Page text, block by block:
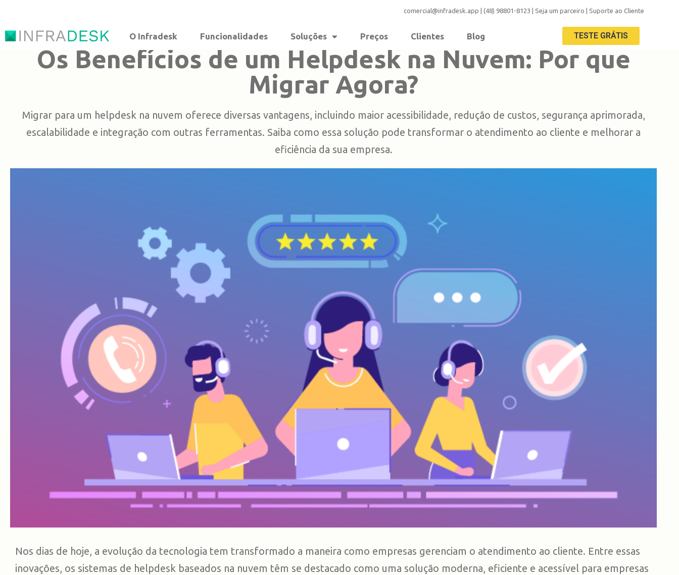
comercial@infradesk.app (48) 98801-8123 Seja um parceiro Suporte ao Cliente
O Infradesk Funcionalidades Soluções Preços Clientes Blog TESTE GRÁTIS
Os Benefícios de um Helpdesk na Nuvem: Por que
Migrar Agora?
Migrar para um helpdesk na nuvem oferece diversas vantagens, incluindo maior acessibilidade, redução de custos, segurança aprimorada,
escalabilidade e integração com outras ferramentas. Saiba como essa solução pode transformar o atendimento ao cliente e melhorar a
eficiência da sua empresa.
Nos dias de hoje, a evolução da tecnologia tem transformado a maneira como empresas gerenciam o atendimento ao cliente. Entre essas
inovações, os sistemas de helpdesk baseados na nuvem têm se destacado como uma solução moderna, eficiente e acessível para empresas